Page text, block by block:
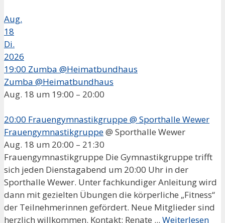
Aug.
18
Di.
2026
19:00 Zumba @Heimatbundhaus
Zumba @Heimatbundhaus
Aug. 18 um 19:00 – 20:00
20:00 Frauengymnastikgruppe@ Sporthalle Wewer
Frauengymnastikgruppe@ Sporthalle Wewer
Aug. 18 um 20:00 – 21:30
Frauengymnastikgruppe Die Gymnastikgruppe trifft
sich jeden Dienstagabend um 20:00 Uhr in der
Sporthalle Wewer. Unter fachkundiger Anleitung wird
dann mit gezielten Übungen die körperliche „Fitness“
der Teilnehmerinnen gefördert. Neue Mitglieder sind
herzlich willkommen. Kontakt: Renate ... Weiterlesen